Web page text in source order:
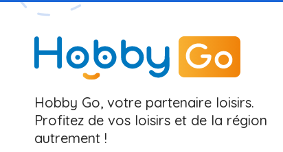
Hobby Go, votre partenaire loisirs.
Profitez de vos loisirs et de la région
autrement !